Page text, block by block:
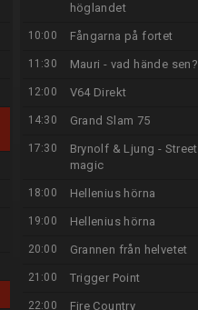
höglandet
10:00 Fångarna på fortet
11:30 Mauri - vad hände sen?
12:00 V64 Direkt
14:30 Grand Slam 75
17:30
Brynolf & Ljung - Street
magic
18:00 Hellenius hörna
19:00 Hellenius hörna
20:00 Grannen från helvetet
21:00 Trigger Point
22:00 Fire Country